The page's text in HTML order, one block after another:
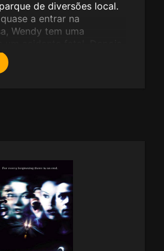
de diversões local.
a entrar na
Wendy tem uma
Wendy e vários
por sair.